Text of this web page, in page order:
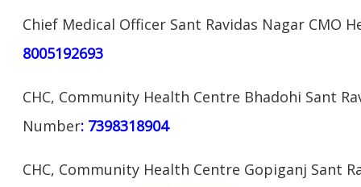
Chief Medical Officer Sant Ravidas Nagar CMO
8005192693
CHC, Community Health Centre Bhadohi Sant
Number: 7398318904
CHC, Community Health Centre Gopiganj Sant